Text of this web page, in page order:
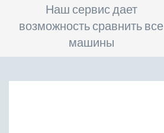
Наш сервис дает
возможность сравнить все
машины